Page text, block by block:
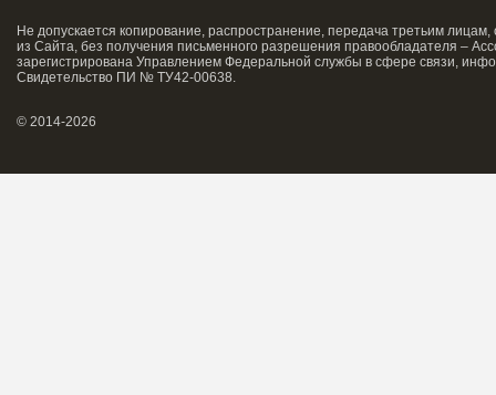
Не допускается копирование, распространение, передача третьим
из Сайта, без получения письменного разрешения правообладателя –
зарегистрирована Управлением Федеральной службы в сфере связи,
Свидетельство ПИ № ТУ42-00638.
© 2014-2026